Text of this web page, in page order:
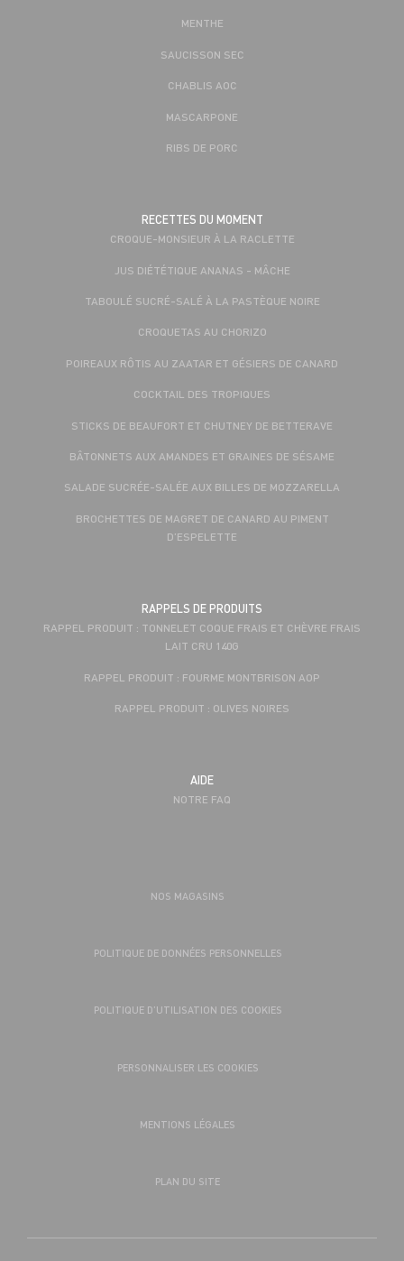
MENTHE
SAUCISSON SEC
CHABLIS AOC
MASCARPONE
RIBS DE PORC
RECETTES DU MOMENT
CROQUE-MONSIEUR À LA RACLETTE
JUS DIÉTÉTIQUE ANANAS - MÂCHE
TABOULÉ SUCRÉ-SALÉ À LA PASTÈQUE NOIRE
CROQUETAS AU CHORIZO
POIREAUX RÔTIS AU ZAATAR ET GÉSIERS DE CANARD
COCKTAIL DES TROPIQUES
STICKS DE BEAUFORT ET CHUTNEY DE BETTERAVE
BÂTONNETS AUX AMANDES ET GRAINES DE SÉSAME
SALADE SUCRÉE-SALÉE AUX BILLES DE MOZZARELLA
BROCHETTES DE MAGRET DE CANARD AU PIMENT
D’ESPELETTE
RAPPELS DE PRODUITS
RAPPEL PRODUIT : TONNELET COQUE FRAIS ET CHÈVRE FRAIS
LAIT CRU 140G
RAPPEL PRODUIT : FOURME MONTBRISON AOP
RAPPEL PRODUIT : OLIVES NOIRES
AIDE
NOTRE FAQ
NOS MAGASINS
POLITIQUE DE DONNÉES PERSONNELLES
POLITIQUE D’UTILISATION DES COOKIES
PERSONNALISER LES COOKIES
MENTIONS LÉGALES
PLAN DU SITE